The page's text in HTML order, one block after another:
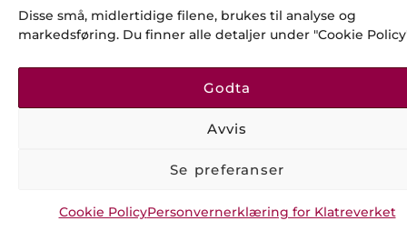
Disse små, midlertidige filene, brukes til analyse og
markedsføring. Du finner alle detaljer under "Cookie
Godta
Avvis
Se preferanser
Cookie PolicyPersonvernerklæring for Klatreverket